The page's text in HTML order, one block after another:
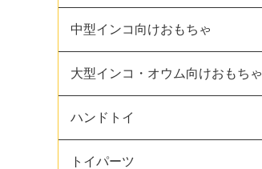
中型インコ向けおもちゃ
大型インコ・オウム向けおもちゃ
ハンドトイ
トイパーツ